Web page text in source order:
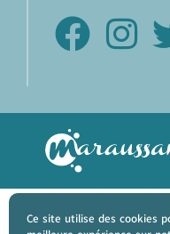
Ce site utilise des cookies